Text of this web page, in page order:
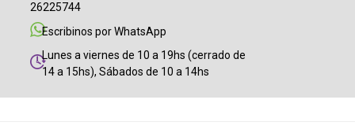
26225744
Escribinos por WhatsApp
Lunes a viernes de 10 a 19hs (cerrado de
14 a 15hs), Sábados de 10 a 14hs